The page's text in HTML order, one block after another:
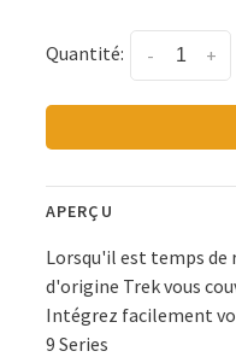
Quantité: +
-
APERÇU
Lorsqu'il est temps de
d'origine Trek vous
Intégrez facilement
9 Series